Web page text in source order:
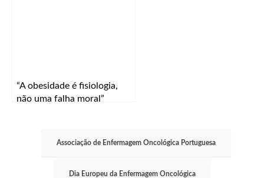
“A obesidade é fisiologia,
não uma falha moral”
Associação de Enfermagem Oncológica Portuguesa
Dia Europeu da Enfermagem Oncológica